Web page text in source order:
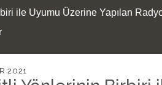
ile Uyumu Üzerine Yapılan
2021